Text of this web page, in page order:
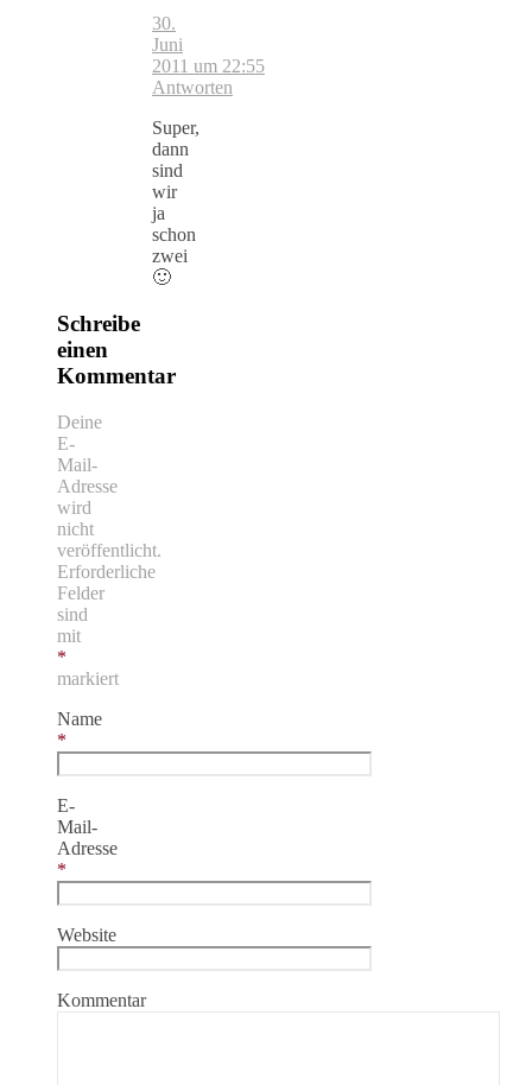
30.
Juni
2011 um 22:55
Antworten
Super,
dann
sind
wir
ja
schon
zwei
🙂
Schreibe
einen
Kommentar
Deine
E-
Mail-
Adresse
wird
nicht
veröffentlicht.
Erforderliche
Felder
sind
mit
*
markiert
Name
*
E-
Mail-
Adresse
*
Website
Kommentar